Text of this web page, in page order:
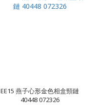
EE15 燕子心形金色相盒頸鏈
40448 072326